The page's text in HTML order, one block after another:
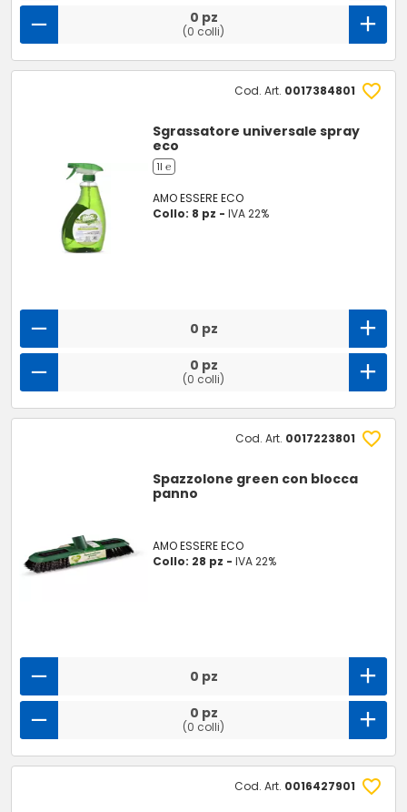
0 pz
(0 colli)
Cod. Art. 0017384801
Sgrassatore universale spray
eco
1l ℮
AMO ESSERE ECO
Collo: 8 pz -IVA 22%
0 pz
0 pz
(0 colli)
Cod. Art. 0017223801
Spazzolone green con blocca
panno
AMO ESSERE ECO
Collo: 28 pz -IVA 22%
0 pz
0 pz
(0 colli)
Cod. Art. 0016427901